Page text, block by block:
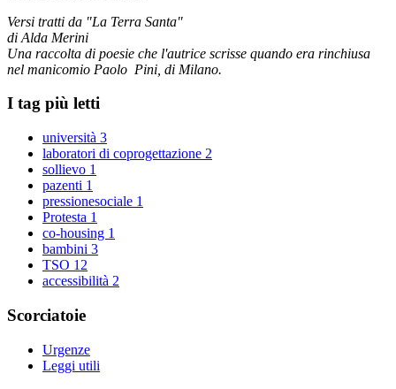
Versi tratti da "La Terra Santa"
di Alda Merini
Una raccolta di poesie che l'autrice scrisse quando era rinchiusa
nel manicomio Paolo Pini, di Milano.
I tag più letti
università 3
laboratori di coprogettazione 2
sollievo 1
pazenti 1
pressionesociale 1
Protesta 1
co-housing 1
bambini 3
TSO 12
accessibilità 2
Scorciatoie
Urgenze
Leggi utili